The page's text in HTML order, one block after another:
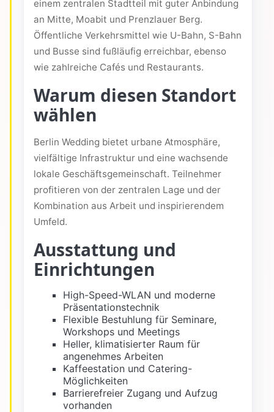
einem zentralen Stadtteil mit guter Anbindung
an Mitte, Moabit und Prenzlauer Berg.
Öffentliche Verkehrsmittel wie U-Bahn, S-Bahn
und Busse sind fußläufig erreichbar, ebenso
wie zahlreiche Cafés und Restaurants.
Warum diesen Standort
wählen
Berlin Wedding bietet urbane Atmosphäre,
vielfältige Infrastruktur und eine wachsende
lokale Geschäftsgemeinschaft. Teilnehmer
profitieren von der zentralen Lage und der
Kombination aus Arbeit und inspirierendem
Umfeld.
Ausstattung und
Einrichtungen
High-Speed-WLAN und moderne
Präsentationstechnik
Flexible Bestuhlung für Seminare,
Workshops und Meetings
Heller, klimatisierter Raum für
angenehmes Arbeiten
Kaffeestation und Catering-
Möglichkeiten
Barrierefreier Zugang und Aufzug
vorhanden